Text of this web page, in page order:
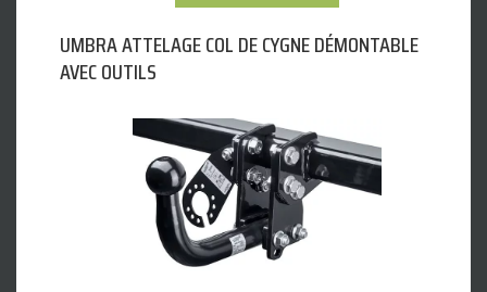
UMBRA ATTELAGE COL DE CYGNE DÉMONTABLE
AVEC OUTILS